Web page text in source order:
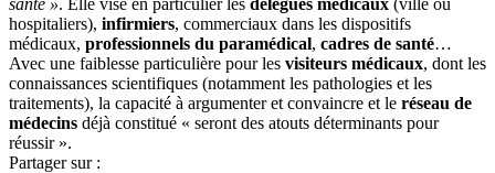
hospitaliers), infirmiers, commerciaux dans les dispositifs
médicaux, professionnels du paramédical, cadres de santé…
Avec une faiblesse particulière pour les visiteurs médicaux, dont les
connaissances scientifiques (notamment les pathologies et les
traitements), la capacité à argumenter et convaincre et le réseau de
médecins déjà constitué « seront des atouts déterminants pour
réussir ».
Partager sur :